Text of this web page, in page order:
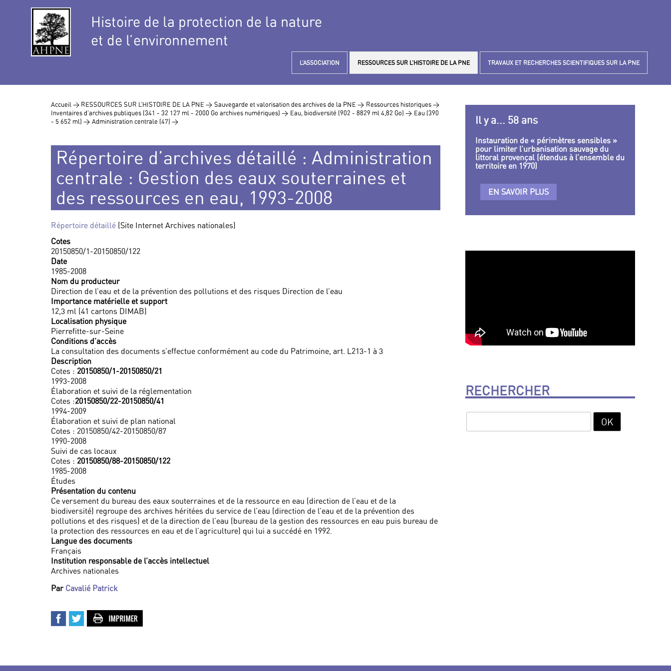
Histoire de la protection de la nature
et de l’environnement
L’ASSOCIATION RESSOURCES SUR L’HISTOIRE DE LA PNE TRAVAUX ET RECHERCHES SCIENTIFIQUES SUR LA PNE
Accueil > RESSOURCES SUR L’HISTOIRE DE LA PNE > Sauvegarde et valorisation des archives de la PNE > Ressources historiques >
Inventaires d’archives publiques (341 - 32 127 ml - 2000 Go archives numériques) > Eau, biodiversité (902 - 8829 ml 4,82 Go) > Eau (390
- 5 652 ml) > Administration centrale (47) >
Répertoire d’archives détaillé : Administration
centrale : Gestion des eaux souterraines et
des ressources en eau, 1993-2008
Répertoire détaillé (Site Internet Archives nationales)
Cotes
20150850/1-20150850/122
Date
1985-2008
Nom du producteur
Direction de l’eau et de la prévention des pollutions et des risques Direction de l’eau
Importance matérielle et support
12,3 ml (41 cartons DIMAB)
Localisation physique
Pierrefitte-sur-Seine
Conditions d’accès
La consultation des documents s’effectue conformément au code du Patrimoine, art. L213-1 à 3
Description
Cotes : 20150850/1-20150850/21
1993-2008
Élaboration et suivi de la réglementation
Cotes :20150850/22-20150850/41
1994-2009
Élaboration et suivi de plan national
Cotes : 20150850/42-20150850/87
1990-2008
Suivi de cas locaux
Cotes : 20150850/88-20150850/122
1985-2008
Études
Présentation du contenu
Ce versement du bureau des eaux souterraines et de la ressource en eau (direction de l’eau et de la
biodiversité) regroupe des archives héritées du service de l’eau (direction de l’eau et de la prévention des
pollutions et des risques) et de la direction de l’eau (bureau de la gestion des ressources en eau puis bureau de
la protection des ressources en eau et de l’agriculture) qui lui a succédé en 1992.
Langue des documents
Français
Institution responsable de l’accès intellectuel
Archives nationales
Par Cavalié Patrick
Il y a... 58 ans
Instauration de « périmètres sensibles »
pour limiter l’urbanisation sauvage du
littoral provençal (étendus à l’ensemble du
territoire en 1970)
EN SAVOIR PLUS
RECHERCHER